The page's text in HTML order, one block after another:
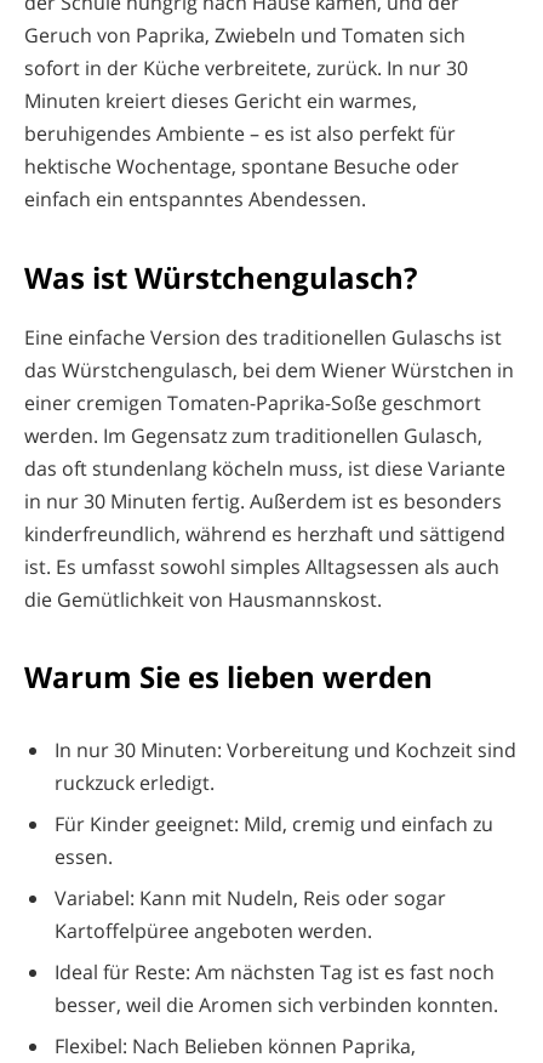
Geruch von Paprika, Zwiebeln und Tomaten sich
sofort in der Küche verbreitete, zurück. In nur 30
Minuten kreiert dieses Gericht ein warmes,
beruhigendes Ambiente – es ist also perfekt für
hektische Wochentage, spontane Besuche oder
einfach ein entspanntes Abendessen.
Was ist Würstchengulasch?
Eine einfache Version des traditionellen Gulaschs ist
das Würstchengulasch, bei dem Wiener Würstchen in
einer cremigen Tomaten-Paprika-Soße geschmort
werden. Im Gegensatz zum traditionellen Gulasch,
das oft stundenlang köcheln muss, ist diese Variante
in nur 30 Minuten fertig. Außerdem ist es besonders
kinderfreundlich, während es herzhaft und sättigend
ist. Es umfasst sowohl simples Alltagsessen als auch
die Gemütlichkeit von Hausmannskost.
Warum Sie es lieben werden
In nur 30 Minuten: Vorbereitung und Kochzeit sind
ruckzuck erledigt.
Für Kinder geeignet: Mild, cremig und einfach zu
essen.
Variabel: Kann mit Nudeln, Reis oder sogar
Kartoffelpüree angeboten werden.
Ideal für Reste: Am nächsten Tag ist es fast noch
besser, weil die Aromen sich verbinden konnten.
Flexibel: Nach Belieben können Paprika,